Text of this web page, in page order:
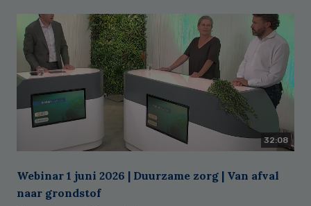
32:08
Webinar 1 juni 2026 | Duurzame zorg | Van afval
naar grondstof